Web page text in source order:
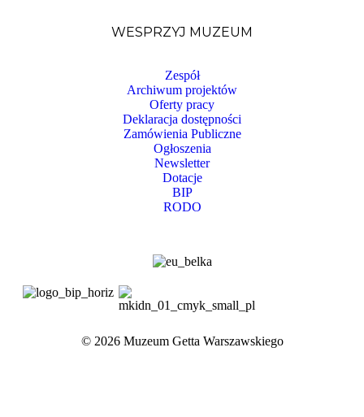
WESPRZYJ MUZEUM
Zespół
Archiwum projektów
Oferty pracy
Deklaracja dostępności
Zamówienia Publiczne
Ogłoszenia
Newsletter
Dotacje
BIP
RODO
© 2026 Muzeum Getta Warszawskiego